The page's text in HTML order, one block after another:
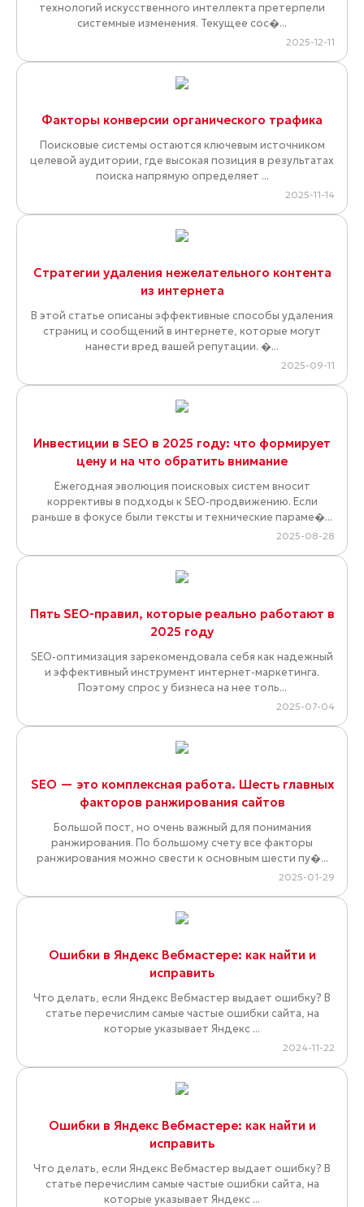
технологий искусственного интеллекта претерпели
системные изменения. Текущее сос�...
2025-12-11
Факторы конверсии органического трафика
Поисковые системы остаются ключевым источником
целевой аудитории, где высокая позиция в результатах
поиска напрямую определяет ...
2025-11-14
Стратегии удаления нежелательного контента
из интернета
В этой статье описаны эффективные способы удаления
страниц и сообщений в интернете, которые могут
нанести вред вашей репутации. �...
2025-09-11
Инвестиции в SEO в 2025 году: что формирует
цену и на что обратить внимание
Ежегодная эволюция поисковых систем вносит
коррективы в подходы к SEO-продвижению. Если
раньше в фокусе были тексты и технические параме�...
2025-08-28
Пять SEO-правил, которые реально работают в
2025 году
SEO-оптимизация зарекомендовала себя как надежный
и эффективный инструмент интернет-маркетинга.
Поэтому спрос у бизнеса на нее толь...
2025-07-04
SEO — это комплексная работа. Шесть главных
факторов ранжирования сайтов
Большой пост, но очень важный для понимания
ранжирования. По большому счету все факторы
ранжирования можно свести к основным шести пу�...
2025-01-29
Ошибки в Яндекс Вебмастере: как найти и
исправить
Что делать, если Яндекс Вебмастер выдает ошибку? В
статье перечислим самые частые ошибки сайта, на
которые указывает Яндекс ...
2024-11-22
Ошибки в Яндекс Вебмастере: как найти и
исправить
Что делать, если Яндекс Вебмастер выдает ошибку? В
статье перечислим самые частые ошибки сайта, на
которые указывает Яндекс ...